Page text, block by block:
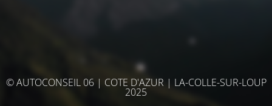
© AUTOCONSEIL 06 | COTE D'AZUR | LA-COLLE-SUR-LOUP
2025